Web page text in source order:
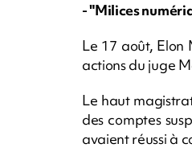
- "Milices
Le 17 août, Elon
actions du juge
Le haut
des comptes
avaient réussi à